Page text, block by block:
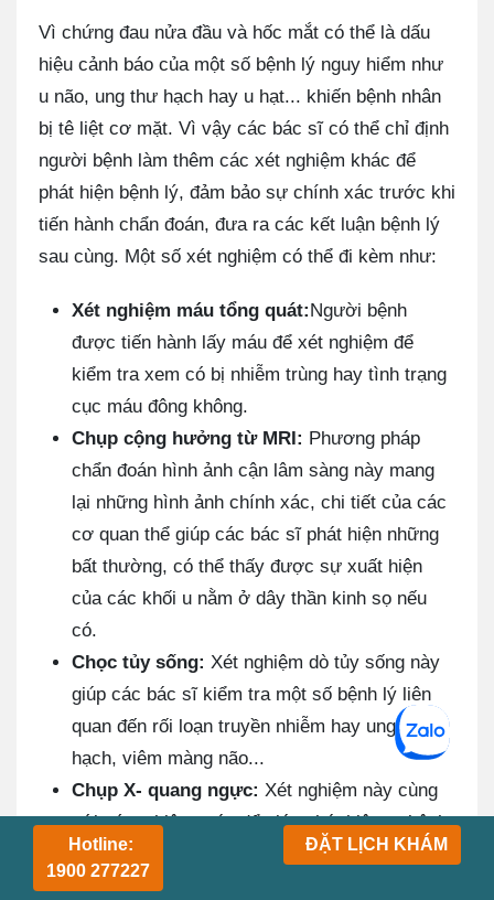
Vì chứng đau nửa đầu và hốc mắt có thể là dấu
hiệu cảnh báo của một số bệnh lý nguy hiểm như
u não, ung thư hạch hay u hạt... khiến bệnh nhân
bị tê liệt cơ mặt. Vì vậy các bác sĩ có thể chỉ định
người bệnh làm thêm các xét nghiệm khác để
phát hiện bệnh lý, đảm bảo sự chính xác trước khi
tiến hành chẩn đoán, đưa ra các kết luận bệnh lý
sau cùng. Một số xét nghiệm có thể đi kèm như:
Xét nghiệm máu tổng quát: Người bệnh
được tiến hành lấy máu để xét nghiệm để
kiểm tra xem có bị nhiễm trùng hay tình trạng
cục máu đông không.
Chụp cộng hưởng từ MRI: Phương pháp
chẩn đoán hình ảnh cận lâm sàng này mang
lại những hình ảnh chính xác, chi tiết của các
cơ quan thể giúp các bác sĩ phát hiện những
bất thường, có thể thấy được sự xuất hiện
của các khối u nằm ở dây thần kinh sọ nếu
có.
Chọc tủy sống: Xét nghiệm dò tủy sống này
giúp các bác sĩ kiểm tra một số bệnh lý liên
quan đến rối loạn truyền nhiễm hay ung thư
hạch, viêm màng não...
Chụp X- quang ngực: Xét nghiệm này cùng
với xét nghiệm máu để giúp phát hiện ra bệnh
lý u hạt ở bệnh nhân.
Chụp X- quang mạch DSA:
Hotline:
1900 277227
ĐẶT LỊCH KHÁM